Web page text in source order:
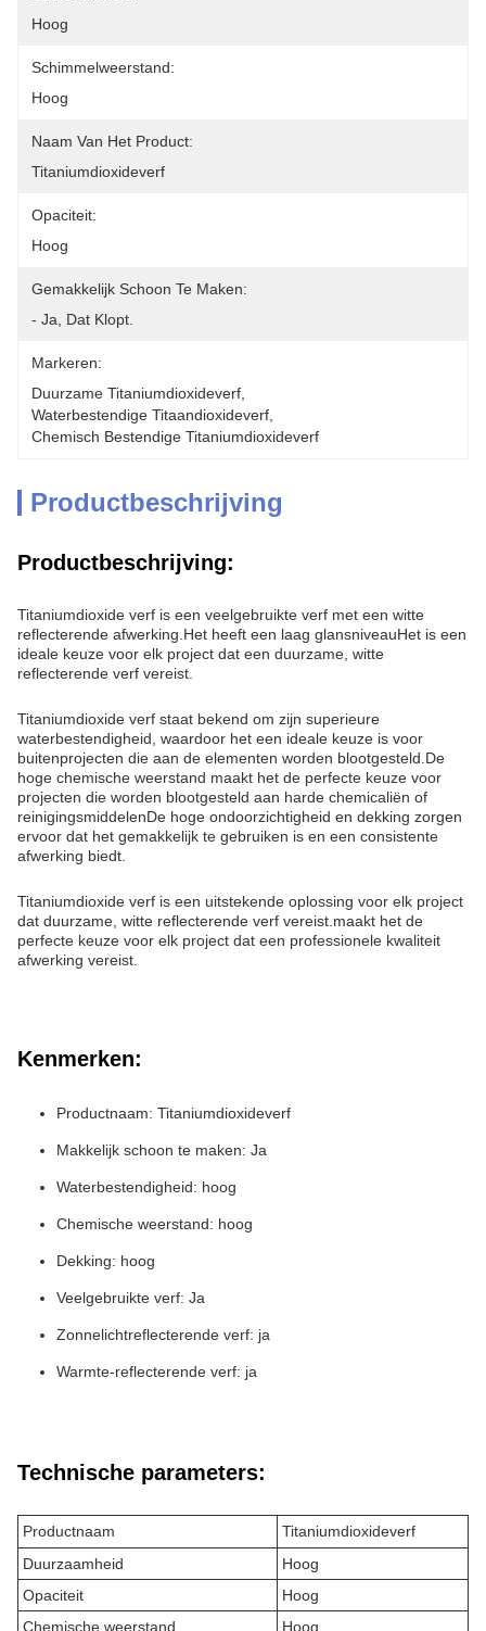
Hoog
Schimmelweerstand:
Hoog
Naam Van Het Product:
Titaniumdioxideverf
Opaciteit:
Hoog
Gemakkelijk Schoon Te Maken:
- Ja, Dat Klopt.
Markeren:
Duurzame Titaniumdioxideverf
Waterbestendige Titaandioxideverf
Chemisch Bestendige Titaniumdioxideverf
Productbeschrijving
Productbeschrijving:
Titaniumdioxide verf is een veelgebruikte verf met een witte
reflecterende afwerking.Het heeft een laag glansniveauHet is een
ideale keuze voor elk project dat een duurzame, witte
reflecterende verf vereist.
Titaniumdioxide verf staat bekend om zijn superieure
waterbestendigheid, waardoor het een ideale keuze is voor
buitenprojecten die aan de elementen worden blootgesteld.De
hoge chemische weerstand maakt het de perfecte keuze voor
projecten die worden blootgesteld aan harde chemicaliën of
reinigingsmiddelenDe hoge ondoorzichtigheid en dekking zorgen
ervoor dat het gemakkelijk te gebruiken is en een consistente
afwerking biedt.
Titaniumdioxide verf is een uitstekende oplossing voor elk project
dat duurzame, witte reflecterende verf vereist.maakt het de
perfecte keuze voor elk project dat een professionele kwaliteit
afwerking vereist.
Kenmerken:
Productnaam: Titaniumdioxideverf
Makkelijk schoon te maken: Ja
Waterbestendigheid: hoog
Chemische weerstand: hoog
Dekking: hoog
Veelgebruikte verf: Ja
Zonnelichtreflecterende verf: ja
Warmte-reflecterende verf: ja
Technische parameters:
Productnaam
Titaniumdioxideverf
Duurzaamheid
Hoog
Opaciteit
Hoog
Chemische weerstand
Hoog